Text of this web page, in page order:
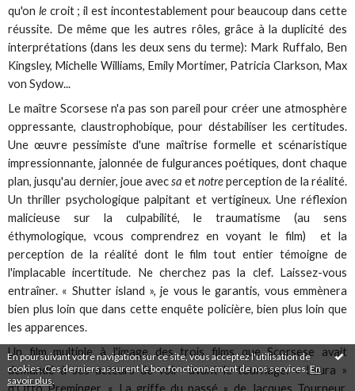
En poursuivant votre navigation sur ce site, vous acceptez l'utilisation de
cookies. Ces derniers assurent le bon fonctionnement de nos services. En
savoir plus
qu'on lecroit ; il est incontestablement pour beaucoup dans cette
réussite. De même que les autres rôles, grâce à la duplicité des
interprétations (dans les deux sens du terme): Mark Ruffalo, Ben
Kingsley, Michelle Williams, Emily Mortimer, Patricia Clarkson, Max
von Sydow...
Le maître Scorsese n'a pas son pareil pour créer une atmosphère
oppressante, claustrophobique, pour déstabiliser les certitudes.
Une œuvre pessimiste d'une maîtrise formelle et scénaristique
impressionnante, jalonnée de fulgurances poétiques, dont chaque
plan, jusqu'au dernier, joue avecsa etnotreperception de la réalité.
Un thriller psychologique palpitant et vertigineux. Une réflexion
malicieuse sur la culpabilité, le traumatisme (au sens
éthymologique, vcous comprendrez en voyant le film) et la
perception de la réalité dont le film tout entier témoigne de
l'implacable incertitude. Ne cherchez pas la clef. Laissez-vous
entraîner. « Shutter island », je vous le garantis, vous emmènera
bien plus loin que dans cette enquête policière, bien plus loin que
les apparences.
Un film multiple à l'image des trois films que Scorsese avait
demandé à ses acteurs de voir avant le tournage: « Laura »
d'Otto Preminger, « La griffe du passé » de Jacques Tourneur,